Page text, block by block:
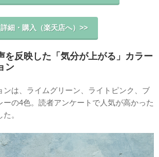
詳細・購入（楽天店へ）>>
を反映した「気分が上がる」カラー
ン
ンは、ライムグリーン、ライトピンク、ブ
ーの4色。読者アンケートで人気が高かった
。